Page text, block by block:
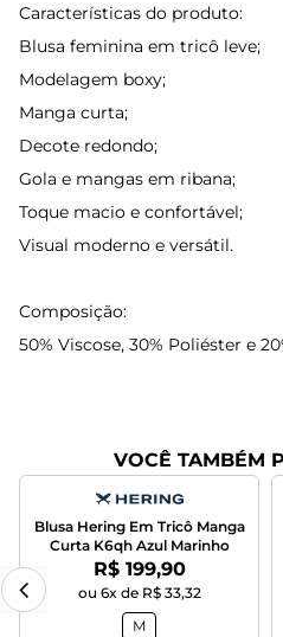
Características do produto:
Blusa feminina em tricô leve;
Modelagem boxy;
Manga curta;
Decote redondo;
Gola e mangas em ribana;
Toque macio e confortável;
Visual moderno e versátil.
Composição:
50% Viscose, 30% Poliéster e
VOCÊ TAMBÉM
Blusa Hering Em Tricô Manga
Curta K6qh Azul Marinho
Por:
R$ 199,90
ou 6x de R$ 33,32
M